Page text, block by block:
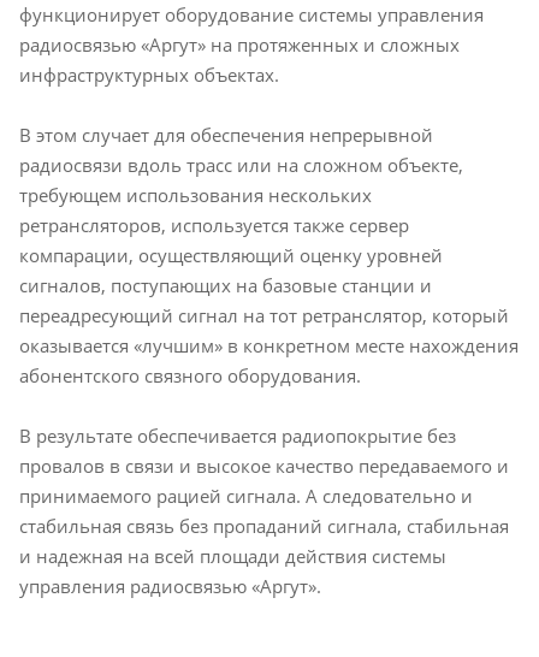
функционирует оборудование системы управления
радиосвязью «Аргут» на протяженных и сложных
инфраструктурных объектах.
В этом случает для обеспечения непрерывной
радиосвязи вдоль трасс или на сложном объекте,
требующем использования нескольких
ретрансляторов, используется также сервер
компарации, осуществляющий оценку уровней
сигналов, поступающих на базовые станции и
переадресующий сигнал на тот ретранслятор, который
оказывается «лучшим» в конкретном месте нахождения
абонентского связного оборудования.
В результате обеспечивается радиопокрытие без
провалов в связи и высокое качество передаваемого и
принимаемого рацией сигнала. А следовательно и
стабильная связь без пропаданий сигнала, стабильная
и надежная на всей площади действия системы
управления радиосвязью «Аргут».